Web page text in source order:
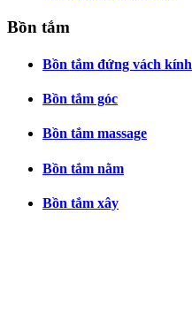
Bồn tắm
Bồn tắm đứng vách kính
Bồn tắm góc
Bồn tắm massage
Bồn tắm nằm
Bồn tắm xây